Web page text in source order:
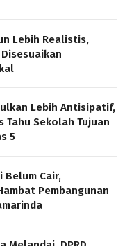
Lebih Realistis,
Lebih Antisipatif,
Tahu Sekolah Tujuan
5
Belum Cair,
Pembangunan